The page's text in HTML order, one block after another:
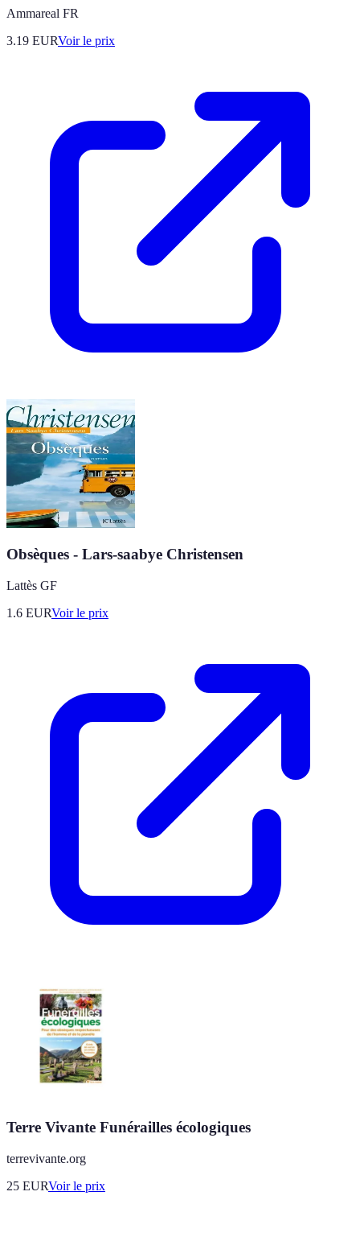
Ammareal FR
3.19 EURVoir le prix
Obsèques - Lars-saabye Christensen
Lattès GF
1.6 EURVoir le prix
Terre Vivante Funérailles écologiques
terrevivante.org
25 EURVoir le prix